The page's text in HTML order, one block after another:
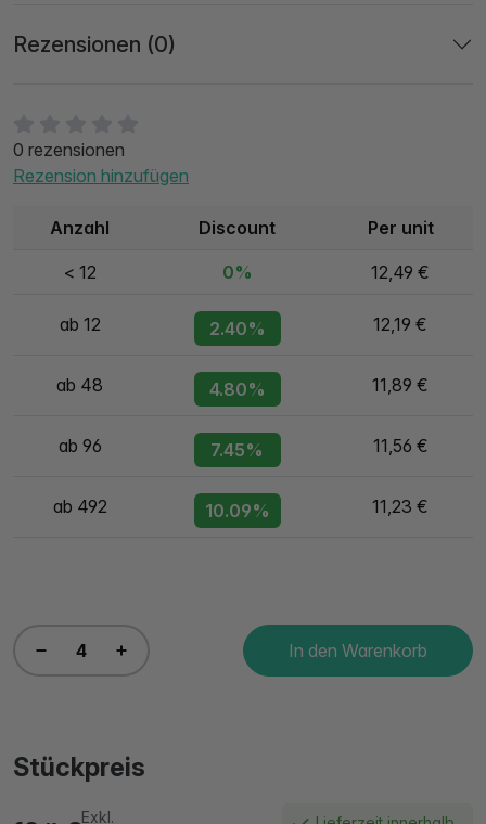
0 rezensionen
Rezension hinzufügen
Anzahl Discount Per unit
< 12 0% 12,49 €
ab 12 2.40% 12,19 €
ab 48 4.80% 11,89 €
ab 96 7.45% 11,56 €
ab 492 10.09% 11,23 €
In den Warenkorb
Stückpreis
Exkl.
Rezensionen (0)